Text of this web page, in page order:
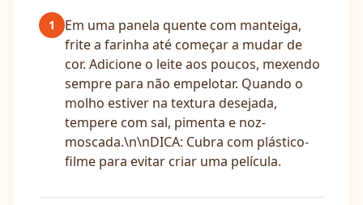
1
Em uma panela quente com manteiga,
frite a farinha até começar a mudar de
cor. Adicione o leite aos poucos, mexendo
sempre para não empelotar. Quando o
molho estiver na textura desejada,
tempere com sal, pimenta e noz-
moscada.\n\nDICA: Cubra com plástico-
filme para evitar criar uma película.